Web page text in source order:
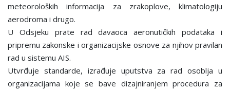
meteoroloških informacija za zrakoplove, klimatologiju
aerodroma i drugo.
U Odsjeku prate rad davaoca aeronutičkih podataka i
pripremu zakonske i organizacijske osnove za njihov pravilan
rad u sistemu AIS.
Utvrđuje standarde, izrađuje uputstva za rad osoblja u
organizacijama koje se bave dizajniranjem procedura za